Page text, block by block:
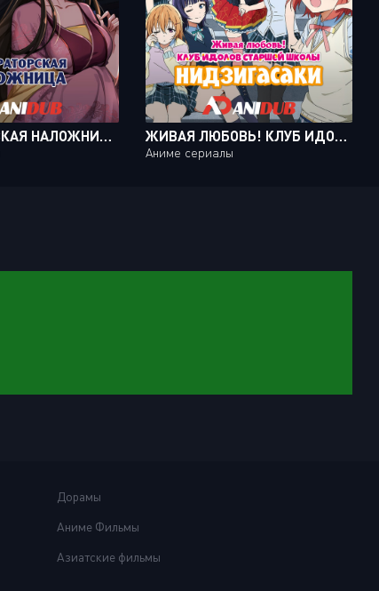
ИМПЕРАТОРСКАЯ НАЛОЖНИЦА / TONG LING FEI [16 ИЗ 16] ЖИВАЯ ЛЮБОВЬ! КЛУБ ИДОЛОВ СТАРШЕЙ ШКОЛЫ НИДЗИГАСАКИ / LOVE LIVE! NIJIGASAKI GAKUEN SCHOOL IDOL DOUKOUKAI [13 ИЗ 13]
Аниме сериалы
Дорамы
Аниме Фильмы
Азиатские фильмы